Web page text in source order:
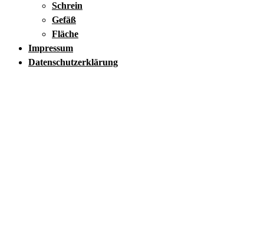
Schrein
Gefäß
Fläche
Impressum
Datenschutzerklärung